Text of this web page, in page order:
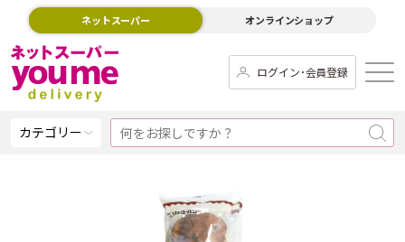
ネットスーパー オンラインショップ
ログイン･会員登録
カテゴリー